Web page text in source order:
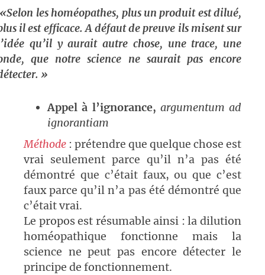
«Selon les homéopathes, plus un produit est dilué,
il est efficace. A défaut de preuve ils misent sur
qu’il y aurait autre chose, une trace, une
que notre science ne saurait pas encore
»
Appel à l’ignorance, argumentum ad
ignorantiam
Méthode : prétendre que quelque chose est
vrai seulement parce qu’il n’a pas été
démontré que c’était faux, ou que c’est
faux parce qu’il n’a pas été démontré que
c’était vrai.
Le propos est résumable ainsi : la dilution
homéopathique fonctionne mais la
science ne peut pas encore détecter le
principe de fonctionnement.